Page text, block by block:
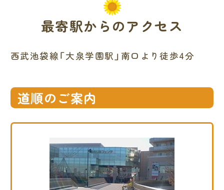
最寄駅からのアクセス
西武池袋線「大泉学園駅」南口より徒歩4分
道順のご案内